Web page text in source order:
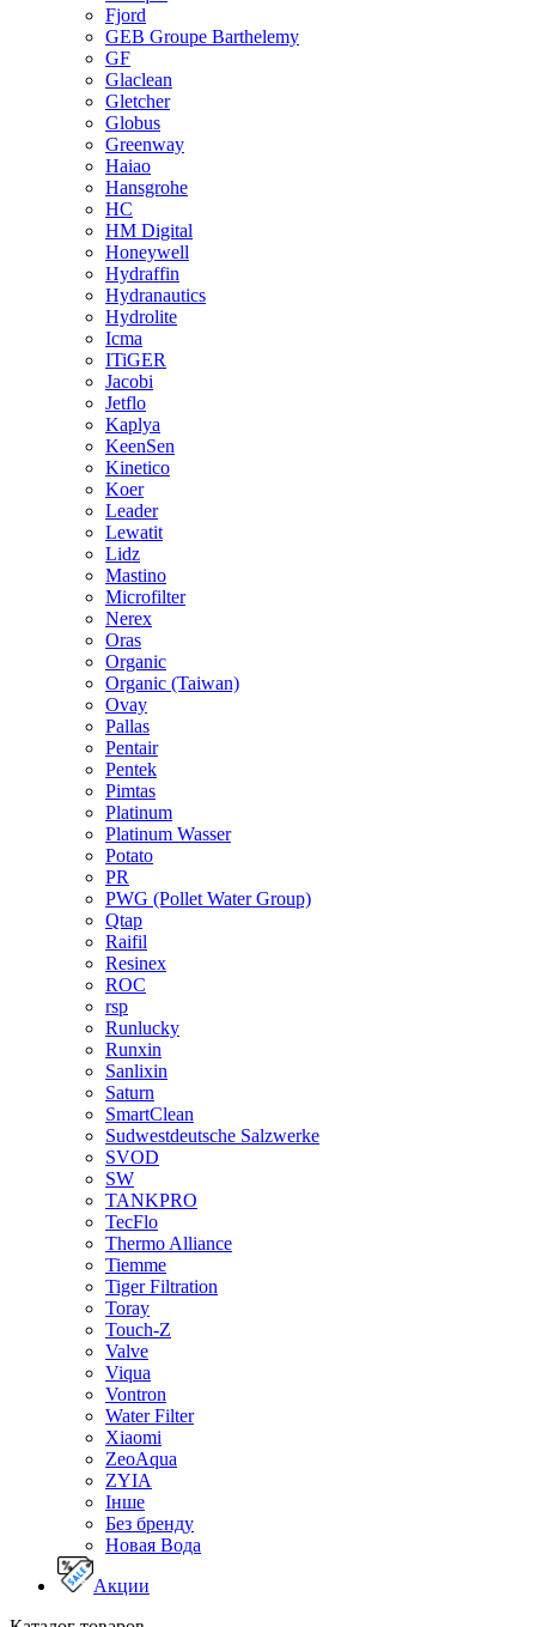
Fjord
GEB Groupe Barthelemy
GF
Glaclean
Gletcher
Globus
Greenway
Haiao
Hansgrohe
HC
HM Digital
Honeywell
Hydraffin
Hydranautics
Hydrolite
Icma
ITiGER
Jacobi
Jetflo
Kaplya
KeenSen
Kinetico
Koer
Leader
Lewatit
Lidz
Mastino
Microfilter
Nerex
Oras
Organic
Organic (Taiwan)
Ovay
Pallas
Pentair
Pentek
Pimtas
Platinum
Platinum Wasser
Potato
PR
PWG (Pollet Water Group)
Qtap
Raifil
Resinex
ROC
rsp
Runlucky
Runxin
Sanlixin
Saturn
SmartClean
Sudwestdeutsche Salzwerke
SVOD
SW
TANKPRO
TecFlo
Thermo Alliance
Tiemme
Tiger Filtration
Toray
Touch-Z
Valve
Viqua
Vontron
Water Filter
Xiaomi
ZeoAqua
ZYIA
Інше
Без бренду
Новая Вода
Акции